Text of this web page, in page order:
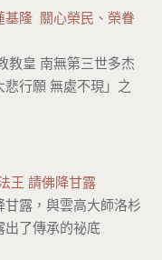
基隆 關心榮民、榮眷
教皇 南無第三世多杰
行願 無處不現」之
王 請佛降甘露
露，與雲高大師洛杉
出了傳承的祕底